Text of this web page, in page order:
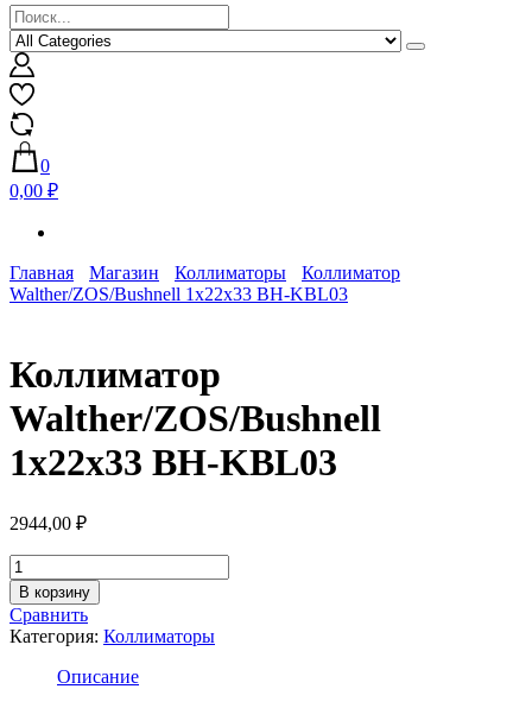
0
0,00 ₽
Главная Магазин Коллиматоры
Коллиматор
Walther/ZOS/Bushnell 1x22x33 BH-KBL03
Коллиматор
Walther/ZOS/Bushnell
1x22x33 BH-KBL03
2944,00 ₽
Количество
товара
Коллиматор
Walther/ZOS/Bushnell
1x22x33
KBL03
В корзину
Сравнить
Категория: Коллиматоры
Описание